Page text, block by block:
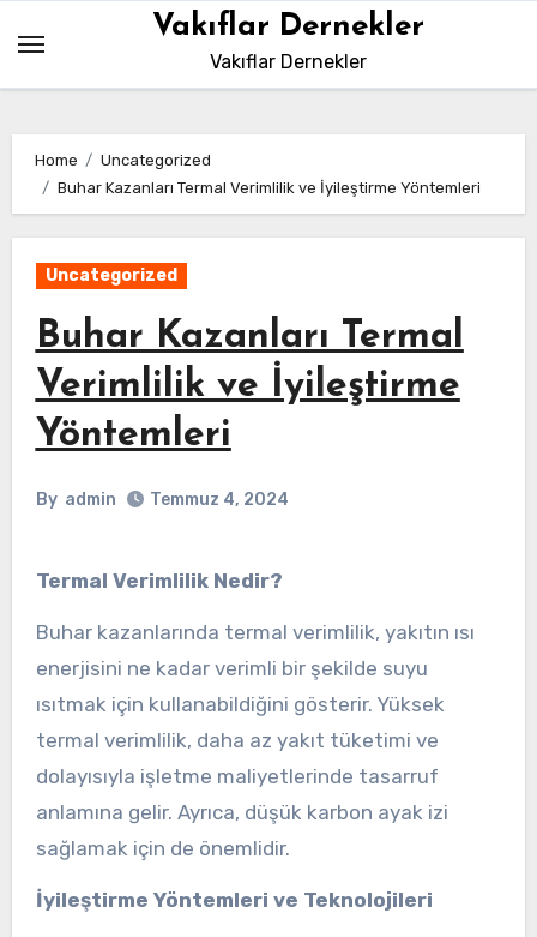
content
Vakıflar Dernekler
Vakıflar Dernekler
Home
Uncategorized
Buhar Kazanları Termal Verimlilik ve İyileştirme Yöntemleri
Uncategorized
Buhar Kazanları Termal
Verimlilik ve İyileştirme
Yöntemleri
By admin Temmuz 4, 2024
Termal Verimlilik Nedir?
Buhar kazanlarında termal verimlilik, yakıtın ısı
enerjisini ne kadar verimli bir şekilde suyu
ısıtmak için kullanabildiğini gösterir. Yüksek
termal verimlilik, daha az yakıt tüketimi ve
dolayısıyla işletme maliyetlerinde tasarruf
anlamına gelir. Ayrıca, düşük karbon ayak izi
sağlamak için de önemlidir.
İyileştirme Yöntemleri ve Teknolojileri